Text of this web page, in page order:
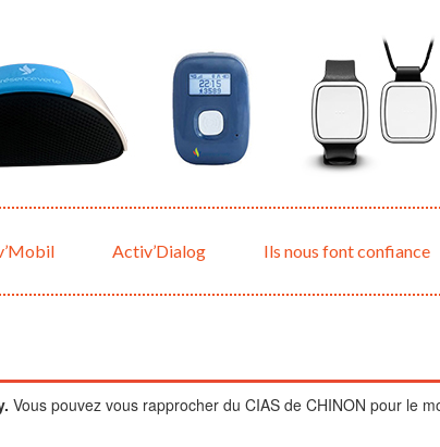
Activ’Dialog Ils nous font confiance
Vous pouvez vous rapprocher du CIAS de CHINON pour le